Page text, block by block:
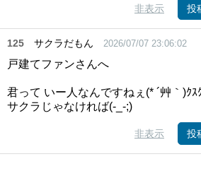
非表示 投
125 サクラだもん 2026/07/07 23:06:02
戸建てファンさんへ
君って いー人なんですねぇ(* ´艸｀)ｸｽ
サクラじゃなければ(-_-;)
非表示 投